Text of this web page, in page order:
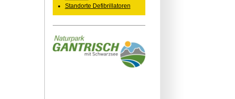
Standorte Defibrillatoren